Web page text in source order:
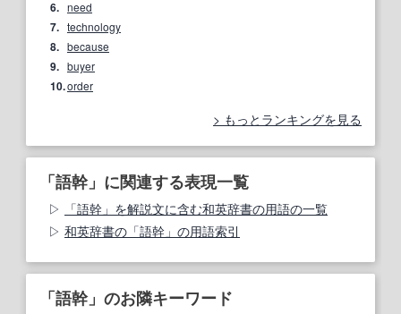
6. need
7. technology
8. because
9. buyer
10.order
もっとランキングを見る
「語幹」に関連する表現一覧
「語幹」を解説文に含む和英辞書の用語の一覧
和英辞書の「語幹」の用語索引
「語幹」のお隣キーワード